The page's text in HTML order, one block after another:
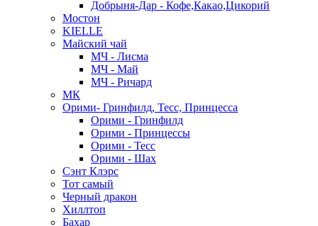
Добрыня-Дар - Кофе,Какао,Цикорий
Мостон
KIELLE
Майский чай
МЧ - Лисма
МЧ - Май
МЧ - Ричард
МК
Орими- Гринфилд, Тесс, Принцесса
Орими - Гринфилд
Орими - Принцессы
Орими - Тесс
Орими - Шах
Сэнт Клэрс
Тот самый
Черный дракон
Хиллтоп
Бахар